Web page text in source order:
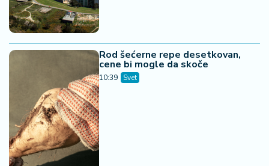
Rod šećerne repe desetkovan,
cene bi mogle da skoče
10:39 Svet